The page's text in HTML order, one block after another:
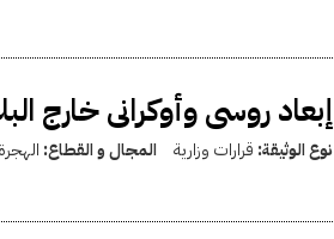
إبعاد روسى وأوكرانى خارج
نوع الوثيقة: قرارات وزارية المجال و القطاع: